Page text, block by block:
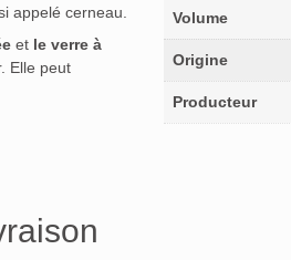
Volume
Origine
Producteur
appelé cerneau.
et le verre à
Elle peut